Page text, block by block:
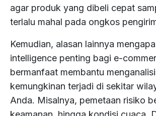
agar produk yang dibeli cepat
terlalu mahal pada ongkos
Kemudian, alasan lainnya
intelligence penting bagi e-
bermanfaat membantu
kemungkinan terjadi di sekitar
Anda. Misalnya, pemetaan risiko